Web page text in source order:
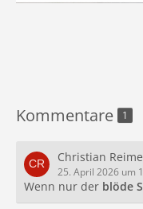
Kommentare 1
Christian
25. April 2026 um
Wenn nur der blöde